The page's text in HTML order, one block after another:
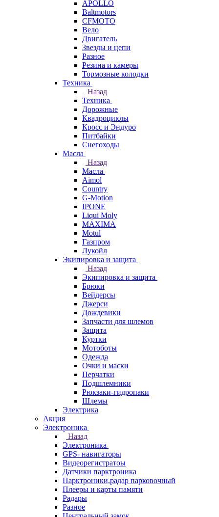
APOLLO
Baltmotors
CFMOTO
Вело
Двигатель
Звезды и цепи
Разное
Резина и камеры
Тормозные колодки
Техника
Назад
Техника
Дорожные
Квадроциклы
Кросс и Эндуро
Питбайки
Снегоходы
Масла
Назад
Масла
Aimol
Country
G-Motion
IPONE
Liqui Moly
MAXIMA
Motul
Газпром
Лукойл
Экипировка и защита
Назад
Экипировка и защита
Брюки
Вейдерсы
Джерси
Дождевики
Запчасти для шлемов
Защита
Куртки
Мотоботы
Одежда
Очки и маски
Перчатки
Подшлемники
Рюкзаки-гидропаки
Шлемы
Электрика
Акция
Электроника
Назад
Электроника
GPS- навигаторы
Видеорегистратоы
Датчики парктроника
Парктроники,радар парковочный
Плееры и карты памяти
Радары
Разное